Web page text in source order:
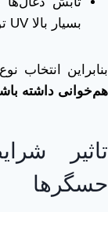
بسیار بالا UV تولید می‌کنند.
بنابراین انتخاب
هم‌خوانی داشته
تاثیر
حسگرها